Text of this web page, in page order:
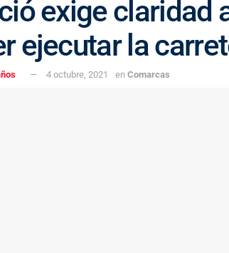
exige claridad
ejecutar la
4 octubre, 2021 en Comarcas